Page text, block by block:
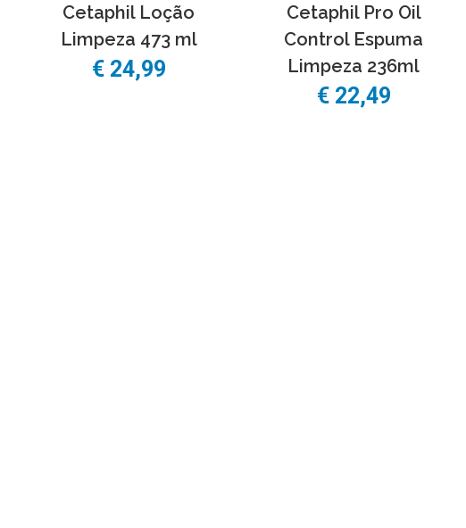
Cetaphil Loção
Limpeza 473 ml
€ 24,99
Cetaphil Pro Oil
Control Espuma
Limpeza 236ml
€ 22,49